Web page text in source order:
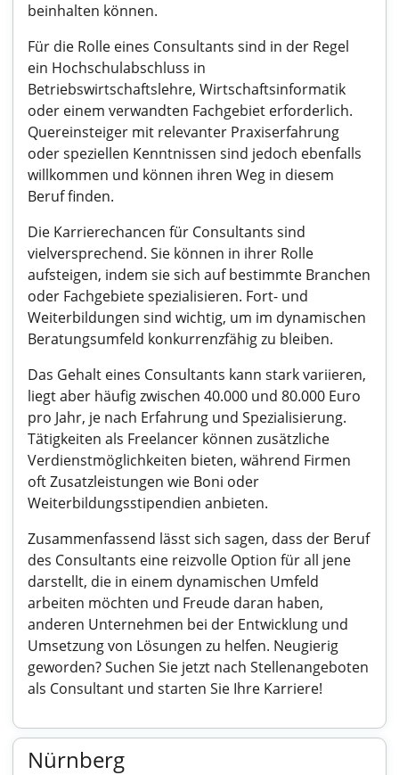
beinhalten können.
Für die Rolle eines Consultants sind in der Regel
ein Hochschulabschluss in
Betriebswirtschaftslehre, Wirtschaftsinformatik
oder einem verwandten Fachgebiet erforderlich.
Quereinsteiger mit relevanter Praxiserfahrung
oder speziellen Kenntnissen sind jedoch ebenfalls
willkommen und können ihren Weg in diesem
Beruf finden.
Die Karrierechancen für Consultants sind
vielversprechend. Sie können in ihrer Rolle
aufsteigen, indem sie sich auf bestimmte Branchen
oder Fachgebiete spezialisieren. Fort- und
Weiterbildungen sind wichtig, um im dynamischen
Beratungsumfeld konkurrenzfähig zu bleiben.
Das Gehalt eines Consultants kann stark variieren,
liegt aber häufig zwischen 40.000 und 80.000 Euro
pro Jahr, je nach Erfahrung und Spezialisierung.
Tätigkeiten als Freelancer können zusätzliche
Verdienstmöglichkeiten bieten, während Firmen
oft Zusatzleistungen wie Boni oder
Weiterbildungsstipendien anbieten.
Zusammenfassend lässt sich sagen, dass der Beruf
des Consultants eine reizvolle Option für all jene
darstellt, die in einem dynamischen Umfeld
arbeiten möchten und Freude daran haben,
anderen Unternehmen bei der Entwicklung und
Umsetzung von Lösungen zu helfen. Neugierig
geworden? Suchen Sie jetzt nach Stellenangeboten
als Consultant und starten Sie Ihre Karriere!
Nürnberg